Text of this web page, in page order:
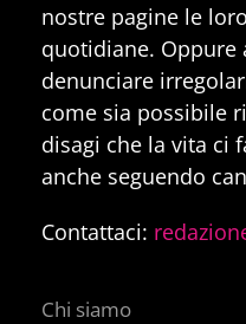
nostre pagine le
quotidiane. Oppure
denunciare
come sia possibile
disagi che la vita ci
anche seguendo
Contattaci:
Chi siamo